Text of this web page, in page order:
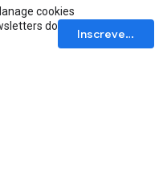
cookies
do
Inscrever-se